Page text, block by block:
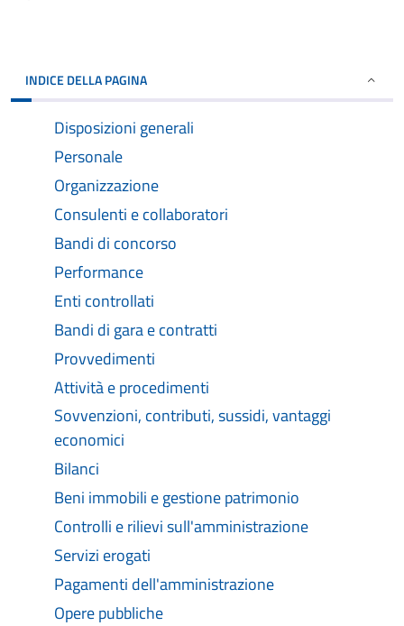
INDICE DELLA PAGINA
Disposizioni generali
Personale
Organizzazione
Consulenti e collaboratori
Bandi di concorso
Performance
Enti controllati
Bandi di gara e contratti
Provvedimenti
Attività e procedimenti
Sovvenzioni, contributi, sussidi, vantaggi
economici
Bilanci
Beni immobili e gestione patrimonio
Controlli e rilievi sull'amministrazione
Servizi erogati
Pagamenti dell'amministrazione
Opere pubbliche